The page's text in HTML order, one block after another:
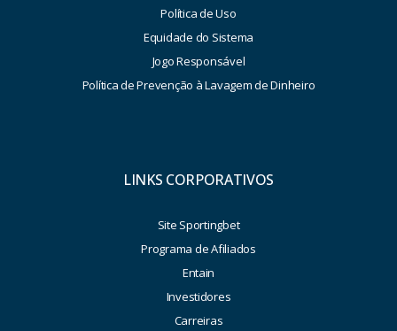
Política de Uso
Equidade do Sistema
Jogo Responsável
Política de Prevenção à Lavagem de Dinheiro
LINKS CORPORATIVOS
Site Sportingbet
Programa de Afiliados
Entain
Investidores
Carreiras